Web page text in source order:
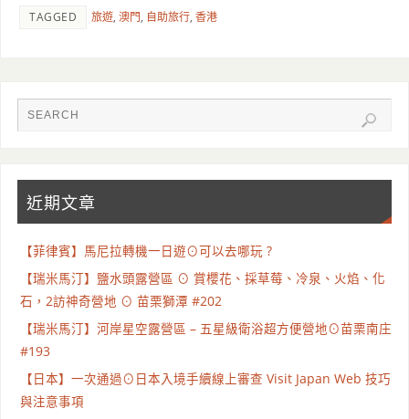
TAGGED 旅遊,澳門, 自助旅行,香港
近期文章
【菲律賓】馬尼拉轉機一日遊⊙可以去哪玩 ?
【瑞米馬汀】鹽水頭露營區 ⊙ 賞櫻花、採草莓、冷泉、火焰、化
石，2訪神奇營地 ⊙ 苗栗獅潭 #202
【瑞米馬汀】河岸星空露營區 – 五星級衛浴超方便營地⊙苗栗南庄
#193
【日本】一次通過⊙日本入境手續線上審查 Visit Japan Web 技巧
與注意事項